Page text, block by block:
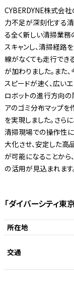
CYBERDYNE株式会社
力不足が深刻化する
る全く新しい清掃業務
スキャンし、清掃経路
線がなくても走行でき
が加わりました。また
スピードが速く、広い
ロボットの進行方向
アのゴミ分布マップを
を実現しました。さら
清掃現場での操作性
大化させ、安定した高
が可能になることか
の活用が見込まれます
「ダイバーシティ東
所在地
交通